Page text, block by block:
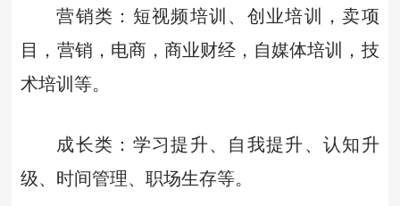
营销类：短视频培训、创业培训，卖项
目，营销，电商，商业财经，自媒体培训，技
术培训等。
成长类：学习提升、自我提升、认知升
级、时间管理、职场生存等。